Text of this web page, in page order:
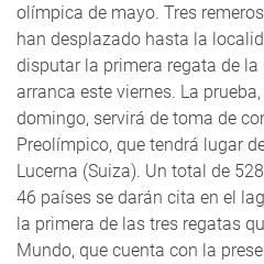
olímpica de mayo. Tres
han desplazado hasta la
disputar la primera regata de la
arranca este viernes. La
domingo, servirá de toma de
Preolímpico, que tendrá lugar
Lucerna (Suiza). Un total de
46 países se darán cita en el
la primera de las tres regatas
Mundo, que cuenta con la